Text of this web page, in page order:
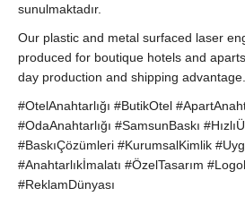
sunulmaktadır.
Our plastic and metal surfaced laser
produced for boutique hotels and
day production and shipping advantage.
#OtelAnahtarlığı #ButikOtel
#OdaAnahtarlığı #SamsunBaskı
#BaskıÇözümleri #KurumsalKimlik
#Anahtarlıkİmalatı #ÖzelTasarım
#ReklamDünyası